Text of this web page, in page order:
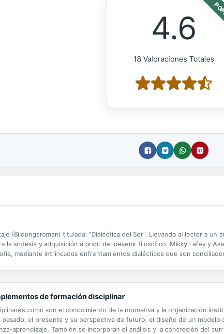
4.6
18 Valoraciones Totales
(Bildungsroman) titulada: "Dialéctica del Ser". Llevando al lector a un
la síntesis y adquisición a priori del devenir filosófico. Mikky Lafey y
mediante intrincados enfrentamientos dialécticos que son
de formación disciplinar
como son el conocimiento de la normativa y la organización
el presente y su perspectiva de futuro, el diseño de un modelo
aprendizaje. También se incorporan el análisis y la concreción del